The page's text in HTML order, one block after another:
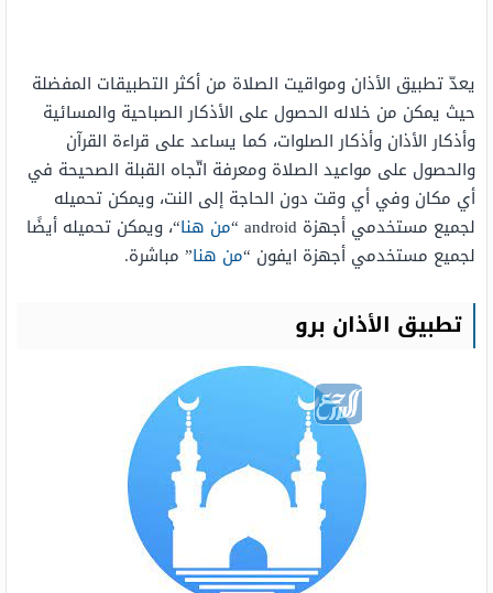
يعدّ تطبيق الأذان ومواقيت الصلاة من أكثر التطبيقات المفضلة
حيث يمكن من خلاله الحصول على الأذكار الصباحية والمسائية
وأذكار الأذان وأذكار الصلوات، كما يساعد على قراءة القرآن
والحصول على مواعيد الصلاة ومعرفة اتّجاه القبلة الصحيحة في
أي مكان وفي أي وقت دون الحاجة إلى النت، ويمكن تحميله
لجميع مستخدمي أجهزة android “
من هنا“، ويمكن تحميله أيضًا
لجميع مستخدمي أجهزة ايفون “من هنا” مباشرة.
تطبيق الأذان برو